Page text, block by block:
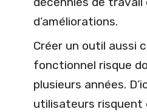
d’améliorations.
Créer un outil aussi
fonctionnel risque
plusieurs années.
utilisateurs risquent